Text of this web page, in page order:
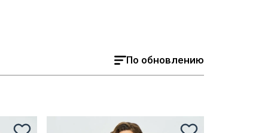
По обновлению